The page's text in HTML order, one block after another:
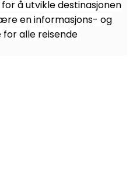
å utvikle destinasjonen
en informasjons- og
for alle reisende